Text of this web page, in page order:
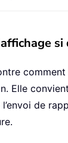
Elle
l’envoi de